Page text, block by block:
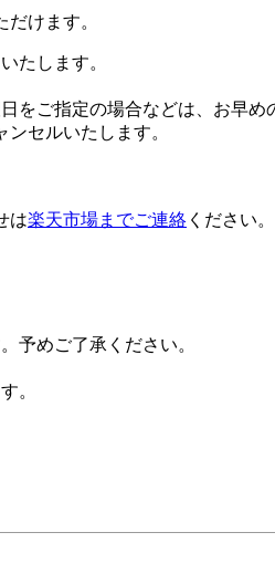
けます。
たします。
ご指定の場合などは、お早め
セルいたします。
は楽天市場までご連絡 ください。
予めご了承ください。
。